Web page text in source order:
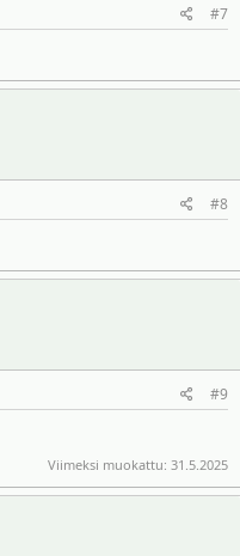
#7
#8
#9
Viimeksi muokattu: 31.5.2025